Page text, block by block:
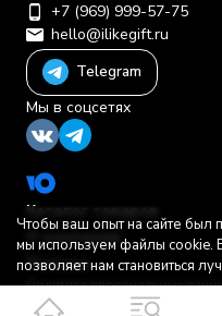
+7 (969) 999-57-75
hello@ilikegift.ru
Telegram
Мы в соцсетях
Каталог товаров
О компании
Помощь
Политика персональных
© 2012-2026 ООО "Первая
Чтобы ваш опыт на сайте был
мы используем файлы cookie.
позволяет нам становиться